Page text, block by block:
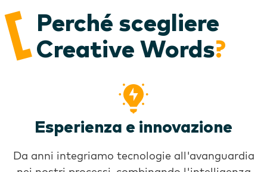
Perché scegliere
Creative Words?
Esperienza e innovazione
Da anni integriamo tecnologie all'avanguardia